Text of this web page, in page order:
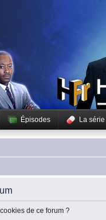
Épisodes La série
de ce forum ?